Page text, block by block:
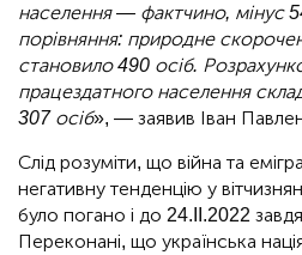
населення — фактчино, мінус
порівняння: природне
становило 490 осіб.
працездатного населення
307 осіб», — заявив Іван
Слід розуміти, що війна та
негативну тенденцію у
було погано і до 24.II.2022
Переконані, що українська